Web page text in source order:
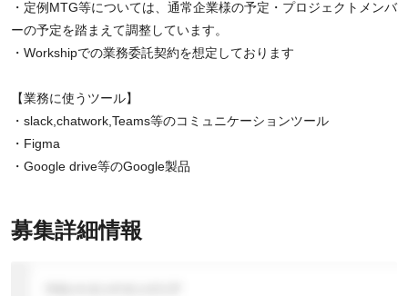
・定例MTG等については、通常企業様の予定・プロジェクトメンバ
ーの予定を踏まえて調整しています。
・Workshipでの業務委託契約を想定しております
【業務に使うツール】
・slack,chatwork,Teams等のコミュニケーションツール
・Figma
・Google drive等のGoogle製品
募集詳細情報